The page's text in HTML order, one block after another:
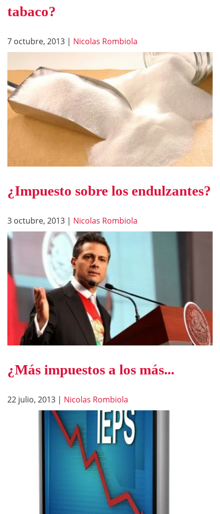
tabaco?
7 octubre, 2013 | Nicolas Rombiola
¿Impuesto sobre los endulzantes?
3 octubre, 2013 | Nicolas Rombiola
¿Más impuestos a los más...
22 julio, 2013 | Nicolas Rombiola